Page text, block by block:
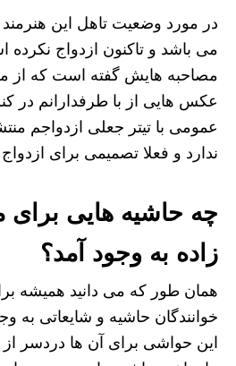
در مورد وضعیت تاهل این هنرمند
می باشد و تاکنون ازدواج نکرده
مصاحبه هایش گفته است که از
عکس هایی از با طرفدارانم در
عمومی با تیتر جعلی ازدواجم
ندارد و فعلا تصمیمی برای ازدواج
چه حاشیه هایی برای
زاده به وجود آمد؟
همان طور که می دانید همیشه
خوانندگان حاشیه و شایعاتی به
این حواشی برای آن ها دردسر